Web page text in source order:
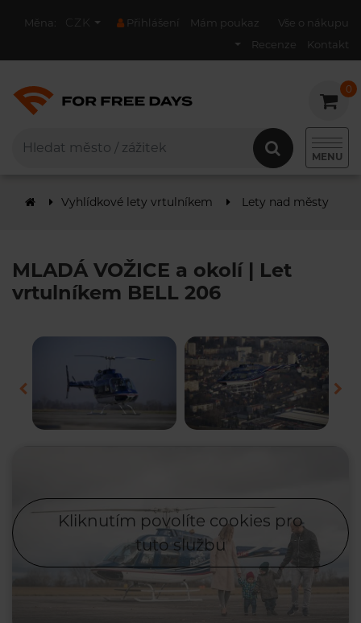
Měna: CZK Přihlášení Mám poukaz
Vše o nákupu
Recenze
Kontakt
0
0
MENU
Vyhlídkové lety vrtulníkem Lety nad městy
MLADÁ VOŽICE a okolí | Let
vrtulníkem BELL 206
Kliknutím povolíte cookies pro
tuto službu